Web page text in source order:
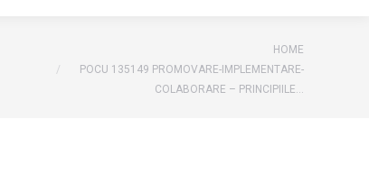
HOME
POCU 135149 PROMOVARE-IMPLEMENTARE-
COLABORARE – PRINCIPIILE…